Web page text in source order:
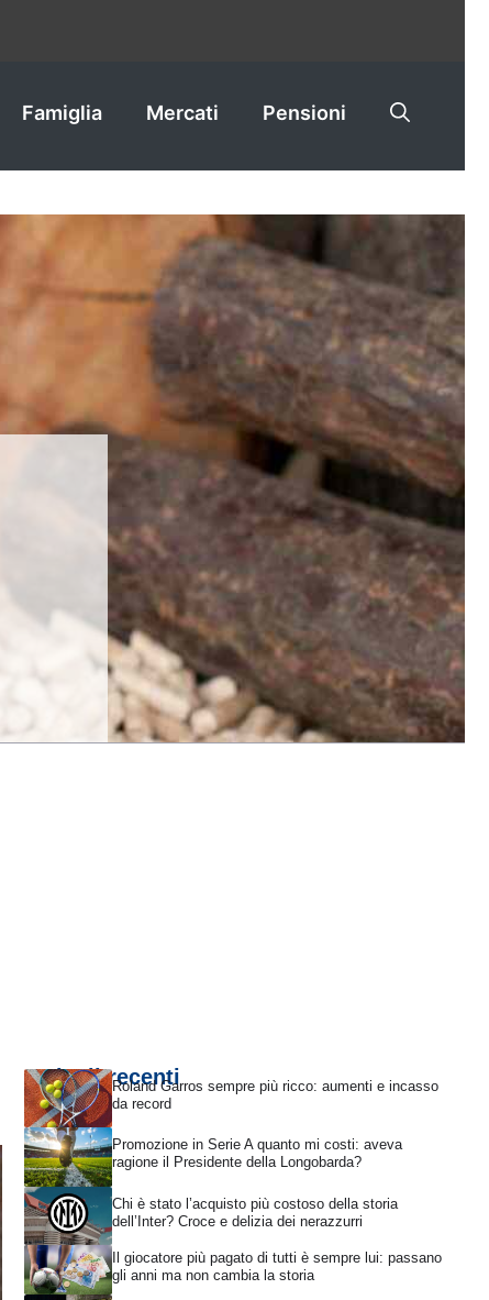
Famiglia Mercati Pensioni
Articoli recentiRoland Garros sempre più ricco: aumenti e incasso
da record
Promozione in Serie A quanto mi costi: aveva
ragione il Presidente della Longobarda?
Chi è stato l’acquisto più costoso della storia
dell’Inter? Croce e delizia dei nerazzurri
Il giocatore più pagato di tutti è sempre lui: passano
gli anni ma non cambia la storia